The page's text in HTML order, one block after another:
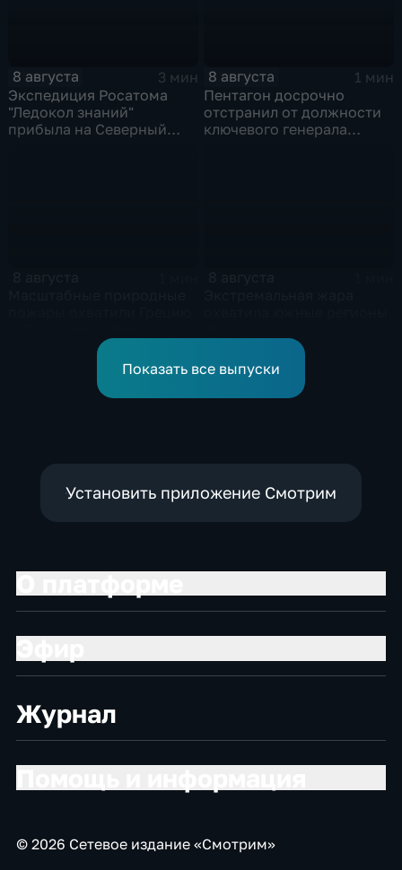
8 августа
3 мин
Экспедиция Росатома
"Ледокол знаний"
прибыла на Северный
8 августа
1 мин
Пентагон досрочно
отстранил от должности
ключевого генерала
европейской засухи
Показать все выпуски
Установить приложение Смотрим
Журнал
© 2026 Сетевое издание «Смотрим»